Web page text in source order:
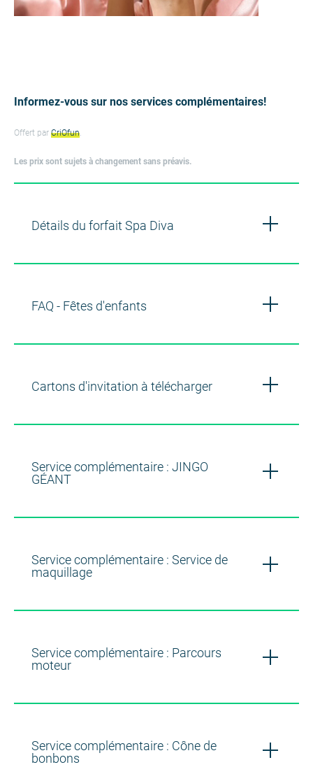
Informez-vous sur nos services complémentaires!
Offert parCriOfun
Les prix sont sujets à changement sans préavis.
Détails du forfait Spa Diva
FAQ - Fêtes d'enfants
Cartons d'invitation à télécharger
Service complémentaire : JINGO
GÉANT
Service complémentaire : Service de
maquillage
Service complémentaire : Parcours
moteur
Service complémentaire : Cône de
bonbons